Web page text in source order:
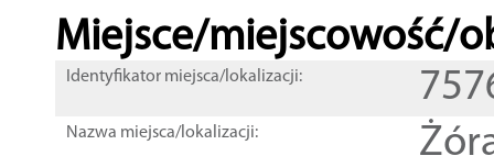
Miejsce/miejscowość/
Identyfikator miejsca/lokalizacji:
Nazwa miejsca/lokalizacji: